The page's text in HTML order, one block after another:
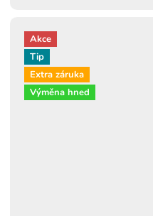
Akce
Tip
Extra záruka
Výměna hned